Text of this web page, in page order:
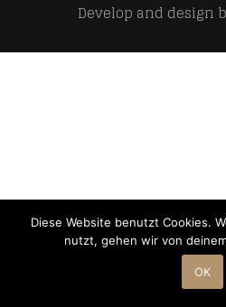
Develop and design
Diese Website benutzt Cookies.
nutzt, gehen wir von
OK